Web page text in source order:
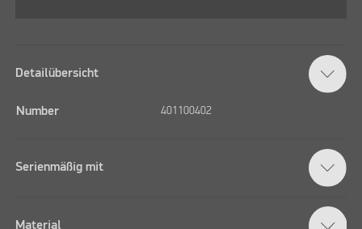
Detailübersicht
Number 401100402
Serienmäßig mit
Material